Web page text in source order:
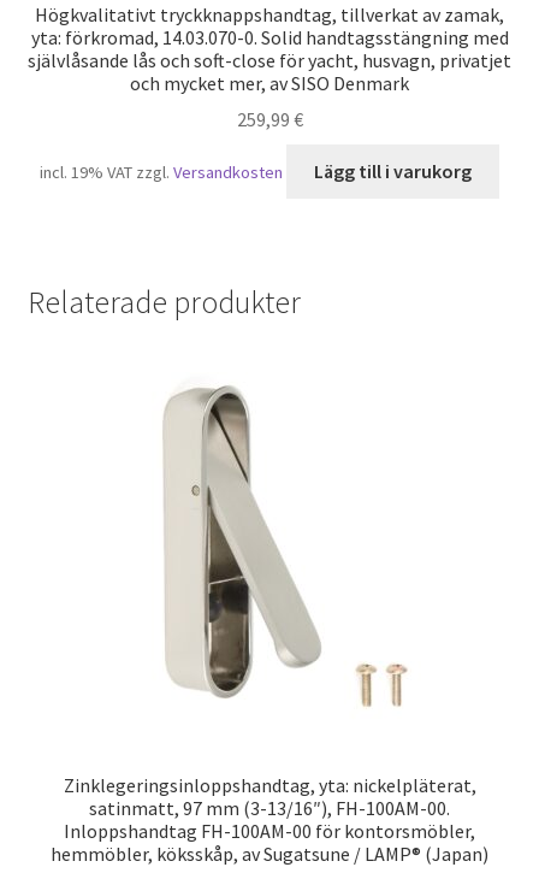
Högkvalitativt tryckknappshandtag, tillverkat av zamak,
yta: förkromad, 14.03.070-0. Solid handtagsstängning med
självlåsande lås och soft-close för yacht, husvagn, privatjet
och mycket mer, av SISO Denmark
259,99 €
incl. 19% VAT zzgl.Versandkosten Lägg till i varukorg
Relaterade produkter
Zinklegeringsinloppshandtag, yta: nickelpläterat,
satinmatt, 97 mm (3-13/16″), FH-100AM-00.
Inloppshandtag FH-100AM-00 för kontorsmöbler,
hemmöbler, köksskåp, av Sugatsune / LAMP® (Japan)